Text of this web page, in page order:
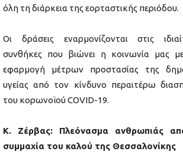
όλη τη διάρκεια της εορταστικής περιόδου.
Οι δράσεις εναρμονίζονται στις
συνθήκες που βιώνει η κοινωνία μας
εφαρμογή μέτρων προστασίας της
υγείας από τον κίνδυνο περαιτέρω
του κορωνοϊού COVID-19.
Κ. Ζέρβας: Πλεόνασμα ανθρωπιάς
συμμαχία του καλού της Θεσσαλονίκης